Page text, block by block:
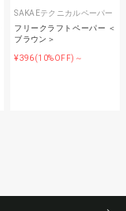
SAKAEテクニカルペーパー
フリークラフトペーパー ＜
ブラウン＞
¥396(10%OFF)～